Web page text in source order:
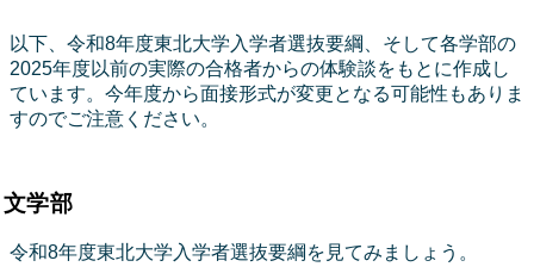
以下、令和8年度東北大学入学者選抜要綱、そして各学部の
2025年度以前の実際の合格者からの体験談をもとに作成し
ています。今年度から面接形式が変更となる可能性もありま
すのでご注意ください。
文学部
令和8年度東北大学入学者選抜要綱を見てみましょう。